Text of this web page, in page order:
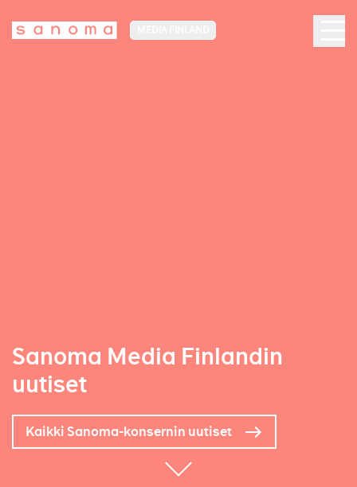
Sanoma Media Finlandin
uutiset
Kaikki Sanoma-konsernin uutiset